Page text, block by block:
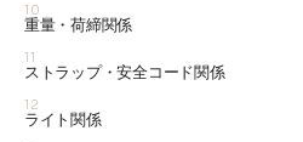
10
重量・荷締関係
11
ストラップ・安全コード関係
12
ライト関係